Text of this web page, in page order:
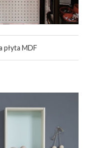
płyta MDF